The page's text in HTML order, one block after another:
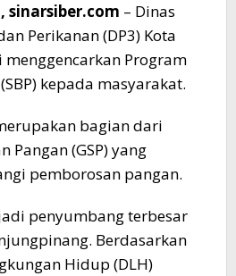
sinarsiber.com – Dinas
Perikanan (DP3) Kota
Program
kepada masyarakat.
bagian dari
Pangan (GSP) yang
pemborosan pangan.
penyumbang terbesar
Berdasarkan
Hidup (DLH)